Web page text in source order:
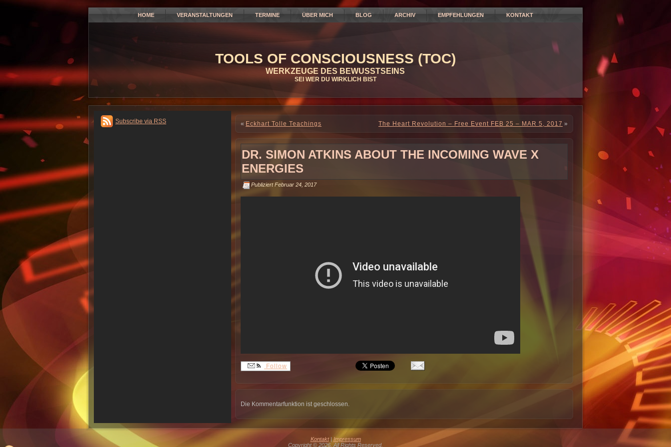
HOME VERANSTALTUNGEN TERMINE ÜBER MICH BLOG ARCHIV EMPFEHLUNGEN KONTAKT
TOOLS OF CONSCIOUSNESS (TOC)
WERKZEUGE DES BEWUSSTSEINS
SEI WER DU WIRKLICH BIST
Subscribe via RSS « Eckhart Tolle Teachings The Heart Revolution – Free Event FEB 25 – MAR 5, 2017 »
DR. SIMON ATKINS ABOUT THE INCOMING WAVE X
ENERGIES
Publiziert Februar 24, 2017
Follow
Die Kommentarfunktion ist geschlossen.
Kontakt|Impressum
Copyright © 2026. All Rights Reserved.